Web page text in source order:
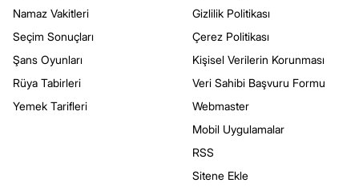
Namaz Vakitleri
Seçim Sonuçları
Şans Oyunları
Rüya Tabirleri
Yemek Tarifleri
Gizlilik Politikası
Çerez Politikası
Kişisel Verilerin Korunması
Veri Sahibi Başvuru Formu
Webmaster
Mobil Uygulamalar
RSS
Sitene Ekle